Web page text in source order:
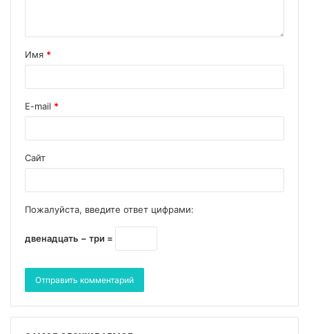
Имя *
E-mail *
Сайт
Пожалуйста, введите ответ цифрами:
двенадцать − три =